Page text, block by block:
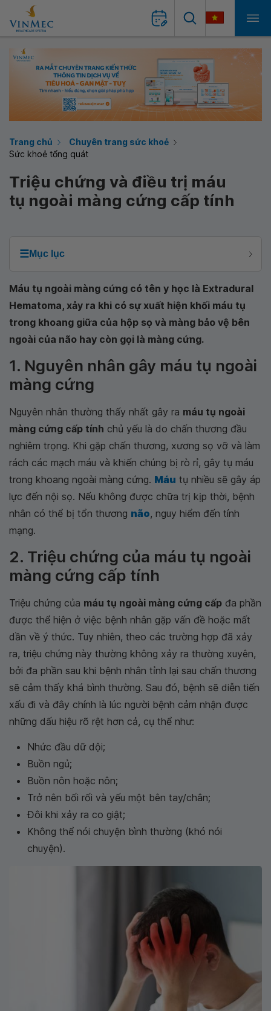
Trang chủ
Chuyên trang sức khoẻ
Sức khoẻ tổng quát
Triệu chứng và điều trị máu
tụ ngoài màng cứng cấp tính
☰Mục lục
Máu tụ ngoài màng cứng có tên y học là Extradural
Hematoma, xảy ra khi có sự xuất hiện khối máu tụ
trong khoang giữa của hộp sọ và màng bảo vệ bên
ngoài của não hay còn gọi là màng cứng.
1. Nguyên nhân gây máu tụ ngoài
màng cứng
Nguyên nhân thường thấy nhất gây ra máu tụ ngoài
màng cứng cấp tính chủ yếu là do chấn thương đầu
nghiêm trọng. Khi gặp chấn thương, xương sọ vỡ và làm
rách các mạch máu và khiến chúng bị rò rỉ, gây tụ máu
trong khoang ngoài màng cứng. Máu tụ nhiều sẽ gây áp
lực đến nội sọ. Nếu không được chữa trị kịp thời, bệnh
nhân có thể bị tổn thương não, nguy hiểm đến tính
mạng.
2. Triệu chứng của máu tụ ngoài
màng cứng cấp tính
Triệu chứng của máu tụ ngoài màng cứng cấp đa phần
được thể hiện ở việc bệnh nhân gặp vấn đề hoặc mất
dần về ý thức. Tuy nhiên, theo các trường hợp đã xảy
ra, triệu chứng này thường không xảy ra thường xuyên,
bởi đa phần sau khi bệnh nhân tỉnh lại sau chấn thương
sẽ cảm thấy khá bình thường. Sau đó, bệnh sẽ diễn tiến
xấu đi và đây chính là lúc người bệnh cảm nhận được
những dấu hiệu rõ rệt hơn cả, cụ thể như:
Nhức đầu dữ dội;
Buồn ngủ;
Buồn nôn hoặc nôn;
Trở nên bối rối và yếu một bên tay/chân;
Đôi khi xảy ra co giật;
Không thể nói chuyện bình thường (khó nói
chuyện).